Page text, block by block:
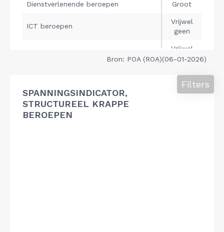
Bron: POA (ROA)(06-01-2026)
SPANNINGSINDICATOR,
STRUCTUREEL KRAPPE
BEROEPEN
Filters